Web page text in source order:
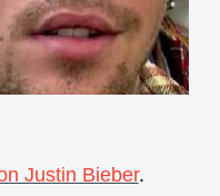
Justin Bieber.